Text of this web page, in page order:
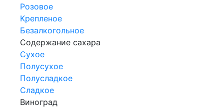
Розовое
Крепленое
Безалкогольное
Содержание сахара
Сухое
Полусухое
Полусладкое
Сладкое
Виноград